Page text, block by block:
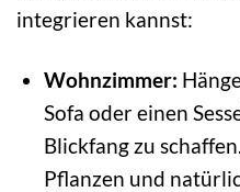
integrieren kannst:
Wohnzimmer:
Sofa oder einen
Blickfang zu
Pflanzen und